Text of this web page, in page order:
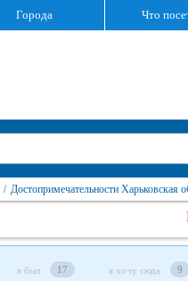
Города Что
/ Достопримечательности Харьковская
я был 17 я хочу сюда 9